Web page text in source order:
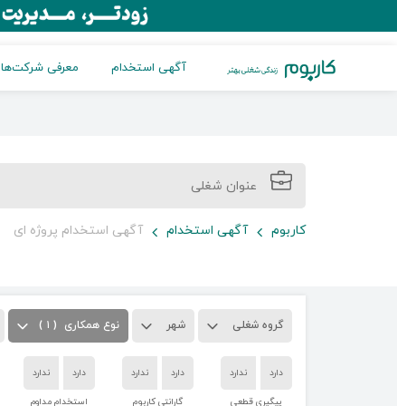
آگهی استخدام معرفی شرکت‌ها
کاربوم آگهی استخدام آگهی استخدام پروژه ای
گروه شغلی شهر نوع همکاری ( ۱ )
دارد ندارد
پیگیری قطعی
دارد ندارد
گارانتی کاربوم
دارد ندارد
استخدام مداوم